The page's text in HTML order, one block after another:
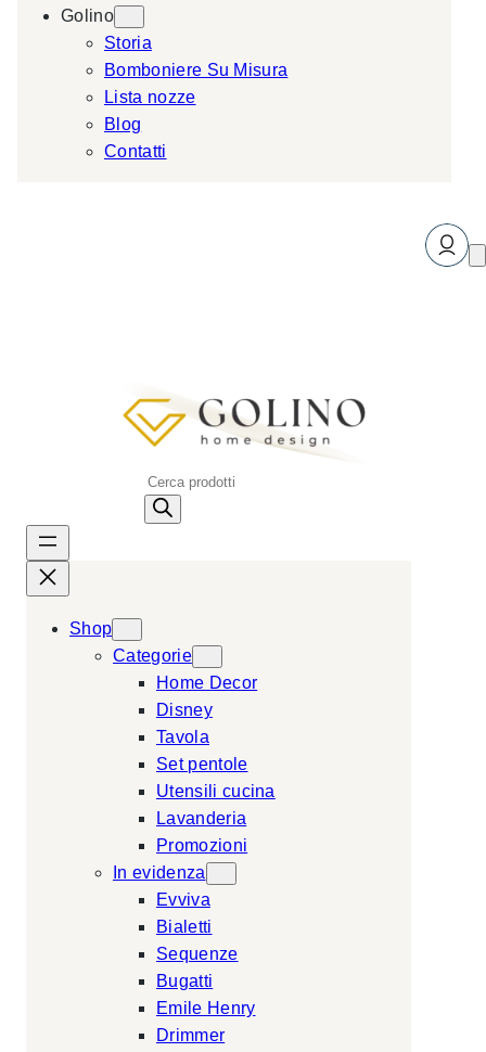
Golino
Storia
Bomboniere Su Misura
Lista nozze
Blog
Contatti
P
s
Shop
Categorie
Home Decor
Disney
Tavola
Set pentole
Utensili cucina
Lavanderia
Promozioni
In evidenza
Evviva
Bialetti
Sequenze
Bugatti
Emile Henry
Drimmer